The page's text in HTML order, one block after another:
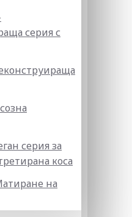
серия с
серия за
коса
на